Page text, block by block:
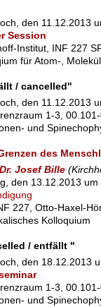
den 11.12.2013
Session
Institut, INF 227
für Atom-,
/ cancelled"
den 11.12.2013
1-3,
und
des
Josef Bille
den 13.12.2013
227, Otto-Haxel-
Kolloquium
/ entfällt "
den 18.12.2013
1-3,
und